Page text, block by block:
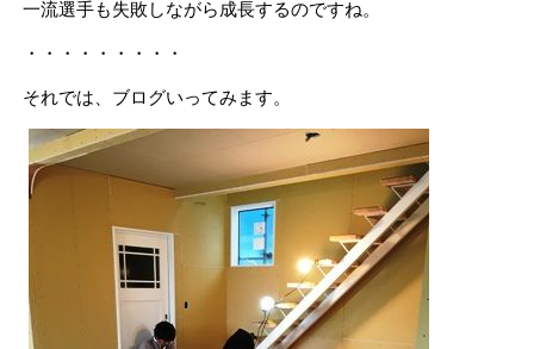
一流選手も失敗しながら成長するのですね。
・・・・・・・・・
それでは、ブログいってみます。